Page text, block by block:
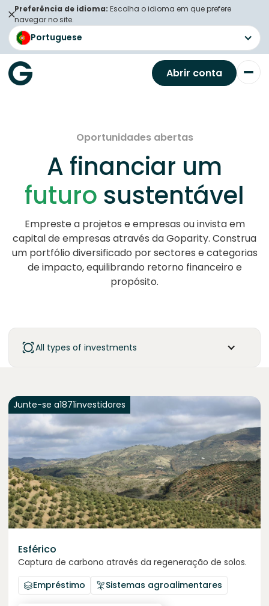
Preferência de idioma: Escolha o idioma em que prefere
navegar no site.
Portuguese
Abrir conta
Oportunidades abertas
A financiar um
futuro sustentável
Empreste a projetos e empresas ou invista em
capital de empresas através da Goparity. Construa
um portfólio diversificado por sectores e categorias
de impacto, equilibrando retorno financeiro e
propósito.
All types of investments
Junte-se a1871investidores
Esférico
Captura de carbono através da regeneração de solos.
Empréstimo
Sistemas agroalimentares